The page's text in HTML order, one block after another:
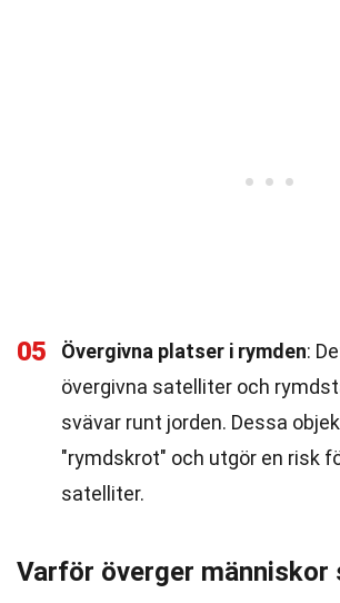
05 Övergivna platser i rymden:
övergivna satelliter och
svävar runt jorden. Dessa
"rymdskrot" och utgör en risk
satelliter.
Varför överger människor